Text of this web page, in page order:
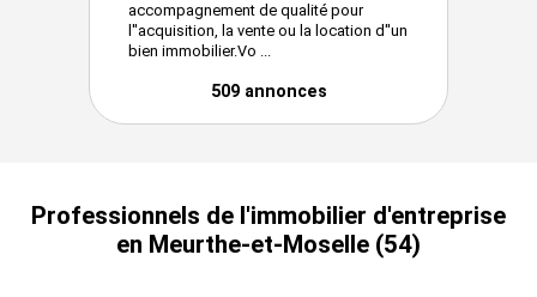
accompagnement de qualité pour
l''acquisition, la vente ou la location d''un
bien immobilier.Vo ...
509 annonces
Professionnels de l'immobilier d'entreprise
en Meurthe-et-Moselle (54)